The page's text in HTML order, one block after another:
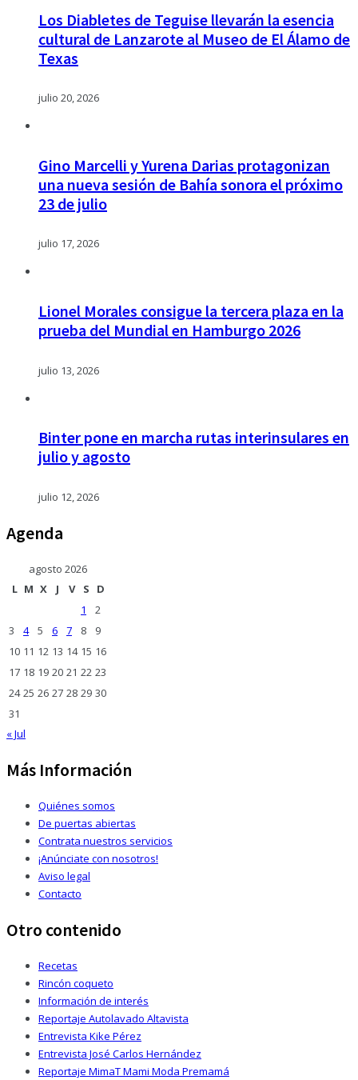
Los Diabletes de Teguise llevarán la esencia
cultural de Lanzarote al Museo de El Álamo de
Texas
julio 20, 2026
Gino Marcelli y Yurena Darias protagonizan
una nueva sesión de Bahía sonora el próximo
23 de julio
julio 17, 2026
Lionel Morales consigue la tercera plaza en la
prueba del Mundial en Hamburgo 2026
julio 13, 2026
Binter pone en marcha rutas interinsulares en
julio y agosto
julio 12, 2026
Agenda
agosto 2026
L M X J V S
D
1
2
3
4 5 6 7 8
9
10 11 12 13 14 15 16
17 18 19 20 21 22 23
24 25 26 27 28 29 30
31
« Jul
Más Información
Quiénes somos
De puertas abiertas
Contrata nuestros servicios
¡Anúnciate con nosotros!
Aviso legal
Contacto
Otro contenido
Recetas
Rincón coqueto
Información de interés
Reportaje Autolavado Altavista
Entrevista Kike Pérez
Entrevista José Carlos Hernández
Reportaje MimaT Mami Moda Premamá